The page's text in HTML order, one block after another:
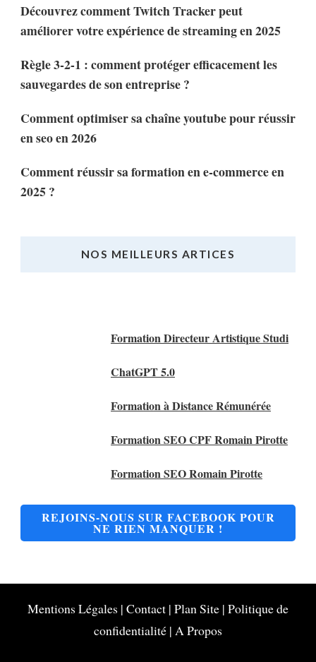
Découvrez comment Twitch Tracker peut
améliorer votre expérience de streaming en 2025
Règle 3-2-1 : comment protéger efficacement les
sauvegardes de son entreprise ?
Comment optimiser sa chaîne youtube pour réussir
en seo en 2026
Comment réussir sa formation en e-commerce en
2025 ?
NOS MEILLEURS ARTICES
Formation Directeur Artistique Studi
ChatGPT 5.0
Formation à Distance Rémunérée
Formation SEO CPF Romain Pirotte
Formation SEO Romain Pirotte
REJOINS-NOUS SUR FACEBOOK POUR
NE RIEN MANQUER !
Mentions Légales | Contact | Plan Site | Politique de
confidentialité | A Propos